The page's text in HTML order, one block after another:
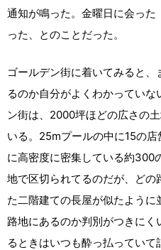
通知が鳴った。金曜日に会っ
った、とのことだった。
ゴールデン街に着いてみると
るのか自分がよくわかってい
ン街は、2000坪ほどの広さの
いる。25mプールの中に15の
に高密度に密集している約300
地で区切られてるのだが、ど
た二階建ての長屋が似たよう
路地にあるのか判別がつきに
るときはいつも酔っ払ってい